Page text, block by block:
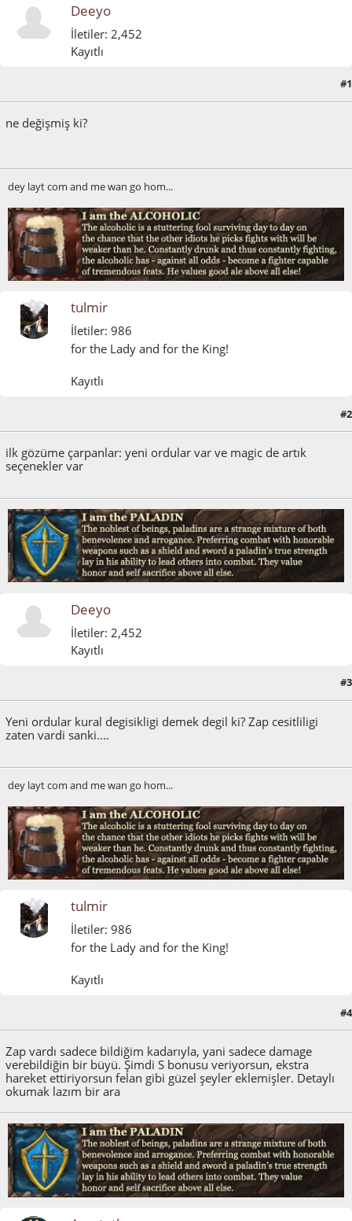
Deeyo
İletiler: 2,452
Kayıtlı
#1
ne değişmiş ki?
dey layt com and me wan go hom...
tulmir
İletiler: 986
for the Lady and for the King!
Kayıtlı
#2
ilk gözüme çarpanlar: yeni ordular var ve magic de artık
seçenekler var
Deeyo
İletiler: 2,452
Kayıtlı
#3
Yeni ordular kural degisikligi demek degil ki? Zap cesitliligi
zaten vardi sanki....
dey layt com and me wan go hom...
tulmir
İletiler: 986
for the Lady and for the King!
Kayıtlı
#4
Zap vardı sadece bildiğim kadarıyla, yani sadece damage
verebildiğin bir büyü. Şimdi S bonusu veriyorsun, ekstra
hareket ettiriyorsun felan gibi güzel şeyler eklemişler. Detaylı
okumak lazım bir ara